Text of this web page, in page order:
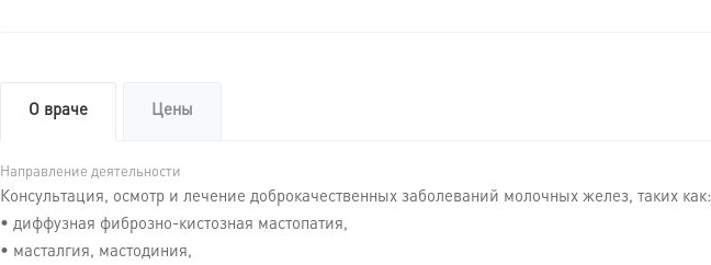
О враче Цены
Направление деятельности
Консультация, осмотр и лечение доброкачественных заболеваний молочных желез, таких как:
• диффузная фиброзно-кистозная мастопатия,
• масталгия, мастодиния,